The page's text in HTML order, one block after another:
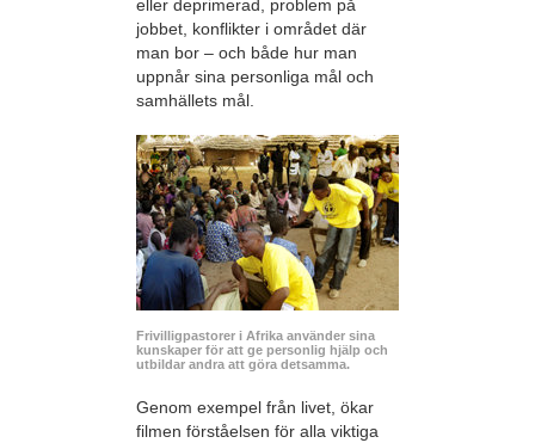
eller deprimerad, problem på
jobbet, konflikter i området där
man bor – och både hur man
uppnår sina personliga mål och
samhällets mål.
Frivilligpastorer i Afrika använder sina
kunskaper för att ge personlig hjälp och
utbildar andra att göra detsamma.
Genom exempel från livet, ökar
filmen förståelsen för alla viktiga